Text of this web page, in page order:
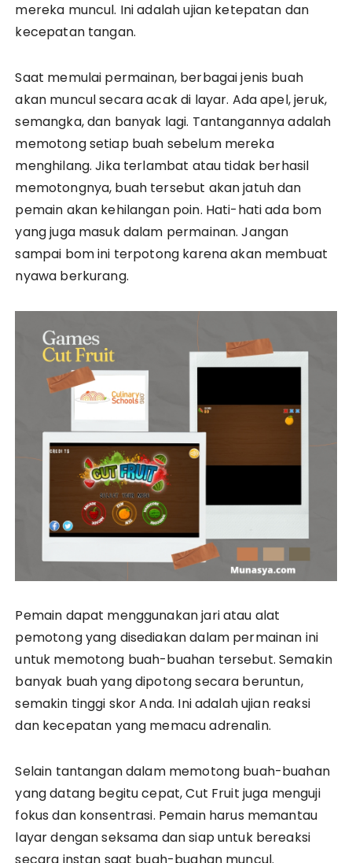
mereka muncul. Ini adalah ujian ketepatan dan
kecepatan tangan.
Saat memulai permainan, berbagai jenis buah
akan muncul secara acak di layar. Ada apel, jeruk,
semangka, dan banyak lagi. Tantangannya adalah
memotong setiap buah sebelum mereka
menghilang. Jika terlambat atau tidak berhasil
memotongnya, buah tersebut akan jatuh dan
pemain akan kehilangan poin. Hati-hati ada bom
yang juga masuk dalam permainan. Jangan
sampai bom ini terpotong karena akan membuat
nyawa berkurang.
Pemain dapat menggunakan jari atau alat
pemotong yang disediakan dalam permainan ini
untuk memotong buah-buahan tersebut. Semakin
banyak buah yang dipotong secara beruntun,
semakin tinggi skor Anda. Ini adalah ujian reaksi
dan kecepatan yang memacu adrenalin.
Selain tantangan dalam memotong buah-buahan
yang datang begitu cepat, Cut Fruit juga menguji
fokus dan konsentrasi. Pemain harus memantau
layar dengan seksama dan siap untuk bereaksi